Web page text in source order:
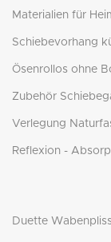
Materialien für
Schiebevorhang
Ösenrollos ohne
Zubehör
Verlegung
Reflexion -
Duette